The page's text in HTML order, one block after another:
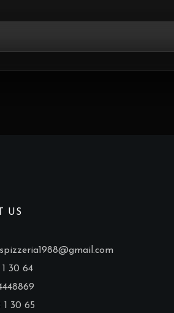
US
30 64
1 30 65